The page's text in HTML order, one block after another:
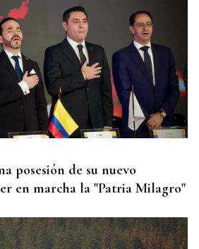
posesión de su nuevo
en marcha la "Patria Milagro"